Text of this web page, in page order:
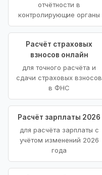
отчётности в
контролирующие органы
Расчёт страховых
взносов онлайн
для точного расчёта и
сдачи страховых взносов
в ФНС
Расчёт зарплаты 2026
для расчёта зарплаты с
учётом изменений 2026
года